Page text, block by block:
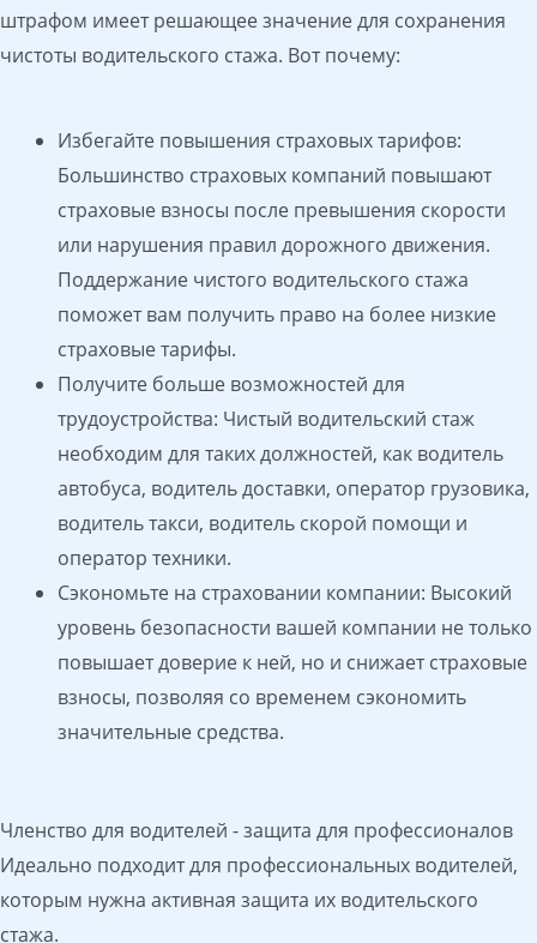
штрафом имеет решающее значение для сохранения
чистоты водительского стажа. Вот почему:
Избегайте повышения страховых тарифов:
Большинство страховых компаний повышают
страховые взносы после превышения скорости
или нарушения правил дорожного движения.
Поддержание чистого водительского стажа
поможет вам получить право на более низкие
страховые тарифы.
Получите больше возможностей для
трудоустройства: Чистый водительский стаж
необходим для таких должностей, как водитель
автобуса, водитель доставки, оператор грузовика,
водитель такси, водитель скорой помощи и
оператор техники.
Сэкономьте на страховании компании: Высокий
уровень безопасности вашей компании не только
повышает доверие к ней, но и снижает страховые
взносы, позволяя со временем сэкономить
значительные средства.
Членство для водителей - защита для профессионалов
Идеально подходит для профессиональных водителей,
которым нужна активная защита их водительского
стажа.